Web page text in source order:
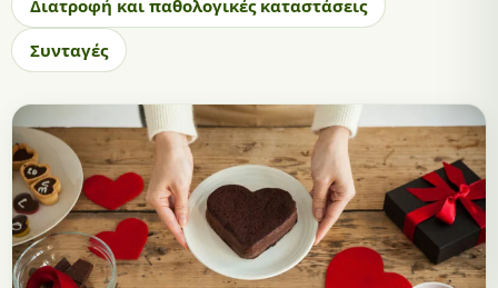
Διατροφή και παθολογικές καταστάσεις
Συνταγές